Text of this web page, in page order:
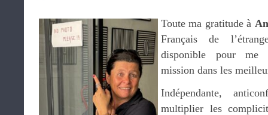
Toute ma gratitude à
Français de
disponible pour me
mission dans les
Indépendante,
multiplier les